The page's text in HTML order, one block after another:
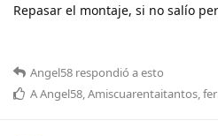
Repasar el montaje, si no salío
Angel58 respondió a esto
AAngel58 Amiscuarentaitantos